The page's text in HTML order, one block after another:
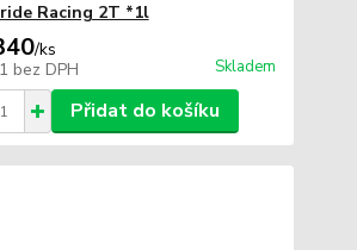
Racing 2T *1l
/ks
bez DPH Skladem
Přidat do košíku